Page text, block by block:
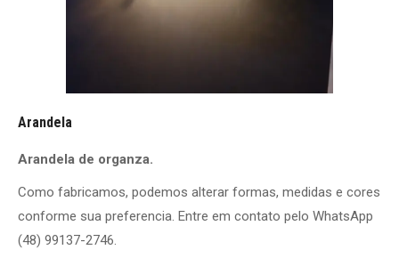
Arandela
Arandela de organza.
Como fabricamos, podemos alterar formas, medidas e cores
conforme sua preferencia. Entre em contato pelo WhatsApp
(48) 99137-2746.